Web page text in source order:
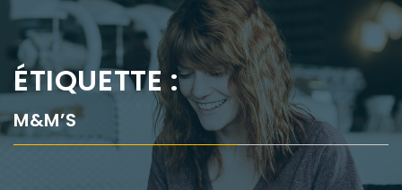
ÉTIQUETTE :
M&M’S